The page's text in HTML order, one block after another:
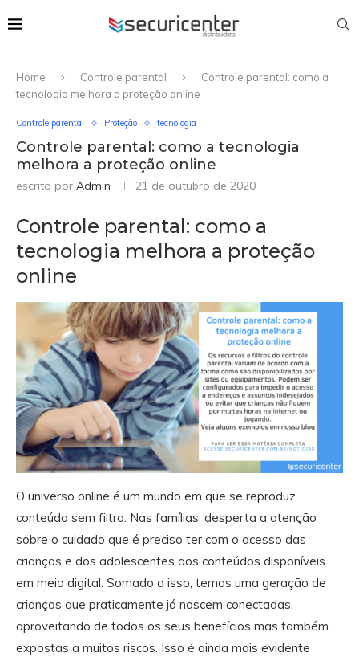
Home Controle parental
Controle parental: como a
tecnologia melhora a proteção online
Controle parental Proteção tecnologia
Controle parental: como a tecnologia
melhora a proteção online
escrito por Admin 21 de outubro de 2020
Controle parental: como a
tecnologia melhora a proteção
online
O universo online é um mundo em que se reproduz
conteúdo sem filtro. Nas famílias, desperta a atenção
sobre o cuidado que é preciso ter com o acesso das
crianças e dos adolescentes aos conteúdos disponíveis
em meio digital. Somado a isso, temos uma geração de
crianças que praticamente já nascem conectadas,
aproveitando de todos os seus benefícios mas também
expostas a muitos riscos. Isso é ainda mais evidente